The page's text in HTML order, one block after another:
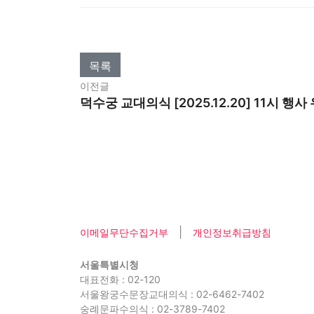
목록
이전글
덕수궁 교대의식 [2025.12.20] 11시 행사
이메일무단수집거부 개인정보취급방침
서울특별시청
대표전화 : 02-120
서울왕궁수문장교대의식 : 02-6462-7402
숭례문파수의식 : 02-3789-7402